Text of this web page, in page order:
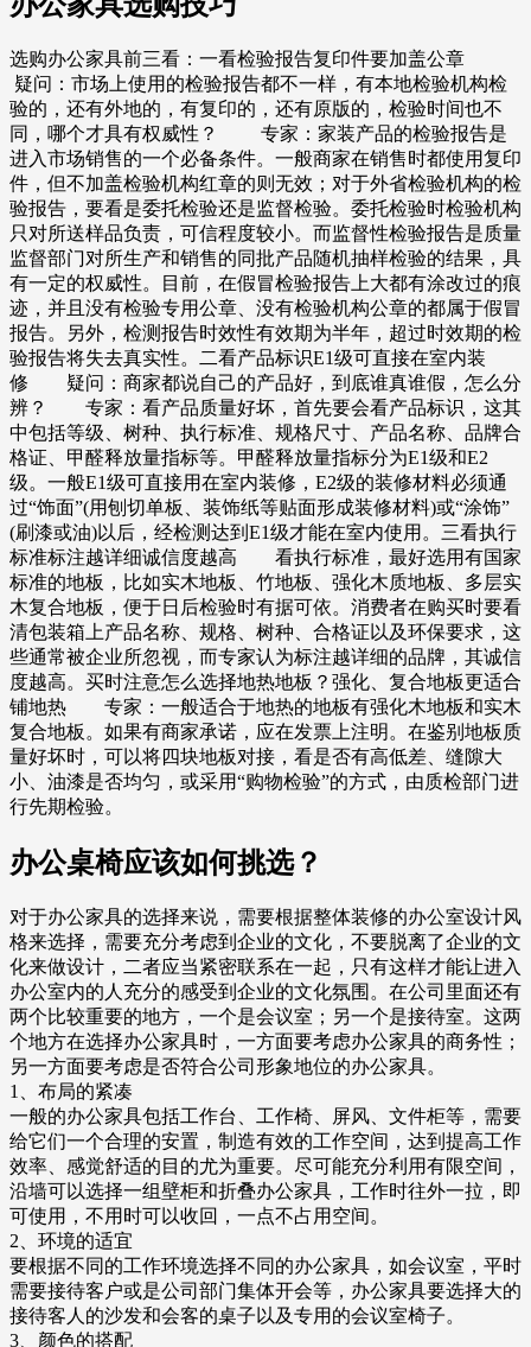
选购办公家具前三看：一看检验报告复印件要加盖公章
疑问：市场上使用的检验报告都不一样，有本地检验机构检
验的，还有外地的，有复印的，还有原版的，检验时间也不
同，哪个才具有权威性？ 专家：家装产品的检验报告是
进入市场销售的一个必备条件。一般商家在销售时都使用复印
件，但不加盖检验机构红章的则无效；对于外省检验机构的检
验报告，要看是委托检验还是监督检验。委托检验时检验机构
只对所送样品负责，可信程度较小。而监督性检验报告是质量
监督部门对所生产和销售的同批产品随机抽样检验的结果，具
有一定的权威性。目前，在假冒检验报告上大都有涂改过的痕
迹，并且没有检验专用公章、没有检验机构公章的都属于假冒
报告。另外，检测报告时效性有效期为半年，超过时效期的检
验报告将失去真实性。二看产品标识E1级可直接在室内装
修 疑问：商家都说自己的产品好，到底谁真谁假，怎么分
辨？ 专家：看产品质量好坏，首先要会看产品标识，这其
中包括等级、树种、执行标准、规格尺寸、产品名称、品牌合
格证、甲醛释放量指标等。甲醛释放量指标分为E1级和E2
级。一般E1级可直接用在室内装修，E2级的装修材料必须通
过“饰面”(用刨切单板、装饰纸等贴面形成装修材料)或“涂饰”
(刷漆或油)以后，经检测达到E1级才能在室内使用。三看执行
标准标注越详细诚信度越高 看执行标准，最好选用有国家
标准的地板，比如实木地板、竹地板、强化木质地板、多层实
木复合地板，便于日后检验时有据可依。消费者在购买时要看
清包装箱上产品名称、规格、树种、合格证以及环保要求，这
些通常被企业所忽视，而专家认为标注越详细的品牌，其诚信
度越高。买时注意怎么选择地热地板？强化、复合地板更适合
铺地热 专家：一般适合于地热的地板有强化木地板和实木
复合地板。如果有商家承诺，应在发票上注明。在鉴别地板质
量好坏时，可以将四块地板对接，看是否有高低差、缝隙大
小、油漆是否均匀，或采用“购物检验”的方式，由质检部门进
行先期检验。
办公桌椅应该如何挑选？
对于办公家具的选择来说，需要根据整体装修的办公室设计风
格来选择，需要充分考虑到企业的文化，不要脱离了企业的文
化来做设计，二者应当紧密联系在一起，只有这样才能让进入
办公室内的人充分的感受到企业的文化氛围。在公司里面还有
两个比较重要的地方，一个是会议室；另一个是接待室。这两
个地方在选择办公家具时，一方面要考虑办公家具的商务性；
另一方面要考虑是否符合公司形象地位的办公家具。
1、布局的紧凑
一般的办公家具包括工作台、工作椅、屏风、文件柜等，需要
给它们一个合理的安置，制造有效的工作空间，达到提高工作
效率、感觉舒适的目的尤为重要。尽可能充分利用有限空间，
沿墙可以选择一组壁柜和折叠办公家具，工作时往外一拉，即
可使用，不用时可以收回，一点不占用空间。
2、环境的适宜
要根据不同的工作环境选择不同的办公家具，如会议室，平时
需要接待客户或是公司部门集体开会等，办公家具要选择大的
接待客人的沙发和会客的桌子以及专用的会议室椅子。
3、颜色的搭配